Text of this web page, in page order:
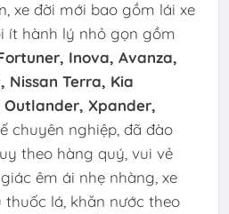
xe đời mới bao gồm lái xe
ít hành lý nhỏ gọn gồm
Inova, Avanza,
Nissan Terra, Kia
Outlander, Xpander,
chuyên nghiệp, đã đào
theo hàng quý, vui vẻ
êm ái nhẹ nhàng, xe
lá, khăn nước theo